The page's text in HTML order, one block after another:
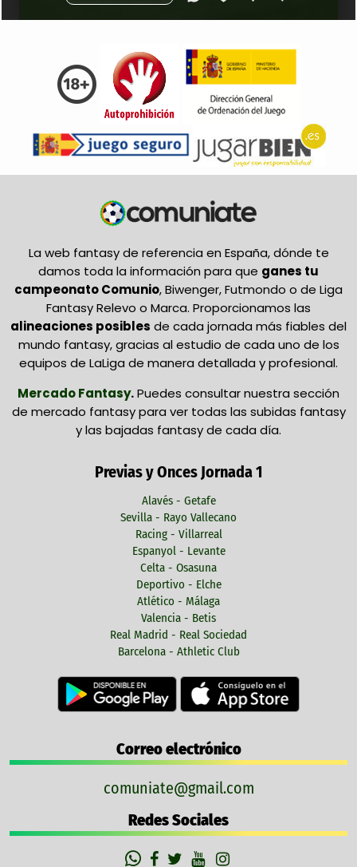
La web fantasy de referencia en España, dónde te
damos toda la información para que ganes tu
campeonato Comunio, Biwenger, Futmondo o de Liga
Fantasy Relevo o Marca. Proporcionamos las
alineaciones posibles de cada jornada más fiables del
mundo fantasy, gracias al estudio de cada uno de los
equipos de LaLiga de manera detallada y profesional.
Mercado Fantasy.Puedes consultar nuestra sección
de mercado fantasy para ver todas las subidas fantasy
y las bajadas fantasy de cada día.
Previas y Onces Jornada 1
Alavés - Getafe
Sevilla - Rayo Vallecano
Racing - Villarreal
Espanyol - Levante
Celta - Osasuna
Deportivo - Elche
Atlético - Málaga
Valencia - Betis
Real Madrid - Real Sociedad
Barcelona - Athletic Club
Correo electrónico
comuniate@gmail.com
Redes Sociales